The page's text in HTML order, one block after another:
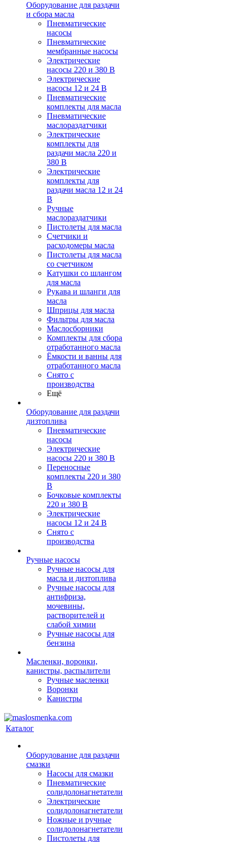
Оборудование для раздачи
и сбора масла
Пневматические
насосы
Пневматические
мембранные насосы
Электрические
насосы 220 и 380 В
Электрические
насосы 12 и 24 В
Пневматические
комплекты для масла
Пневматические
маслораздатчики
Электрические
комплекты для
раздачи масла 220 и
380 В
Электрические
комплекты для
раздачи масла 12 и 24
В
Ручные
маслораздатчики
Пистолеты для масла
Счетчики и
расходомеры масла
Пистолеты для масла
со счетчиком
Катушки со шлангом
для масла
Рукава и шланги для
масла
Шприцы для масла
Фильтры для масла
Маслосборники
Комплекты для сбора
отработанного масла
Ёмкости и ванны для
отработанного масла
Снято с
производства
Ещё
Оборудование для раздачи
дизтоплива
Пневматические
насосы
Электрические
насосы 220 и 380 В
Переносные
комплекты 220 и 380
В
Бочковые комплекты
220 и 380 В
Электрические
насосы 12 и 24 В
Снято с
производства
Ручные насосы
Ручные насосы для
масла и дизтоплива
Ручные насосы для
антифриза,
мочевины,
растворителей и
слабой химии
Ручные насосы для
бензина
Масленки, воронки,
канистры, распылители
Ручные масленки
Воронки
Канистры
Каталог
Оборудование для раздачи
смазки
Насосы для смазки
Пневматические
солидолонагнетатели
Электрические
солидолонагнетатели
Ножные и ручные
солидолонагнетатели
Пистолеты для